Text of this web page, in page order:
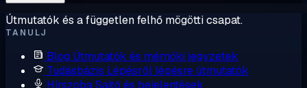
Útmutatók és a független felhő mögötti csapat.
TANULJ
Blog Útmutatók és mérnöki jegyzetek
Tudásbázis Lépésről lépésre útmutatók
HírszobaSajtó és bejelentések